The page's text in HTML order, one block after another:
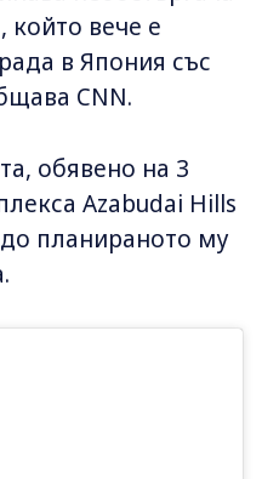
който вече е
в Япония със
CNN.
обявено на 3
Azabudai Hills
планираното му